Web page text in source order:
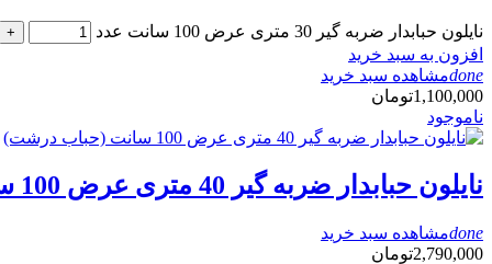
نایلون حبابدار ضربه گیر 30 متری عرض 100 سانت عدد +
افزون به سبد خرید
doneمشاهده سبد خرید
1,100,000تومان
ناموجود
نایلون حبابدار ضربه گیر 40 متری عرض 100 سانت (حباب درشت)
doneمشاهده سبد خرید
2,790,000تومان